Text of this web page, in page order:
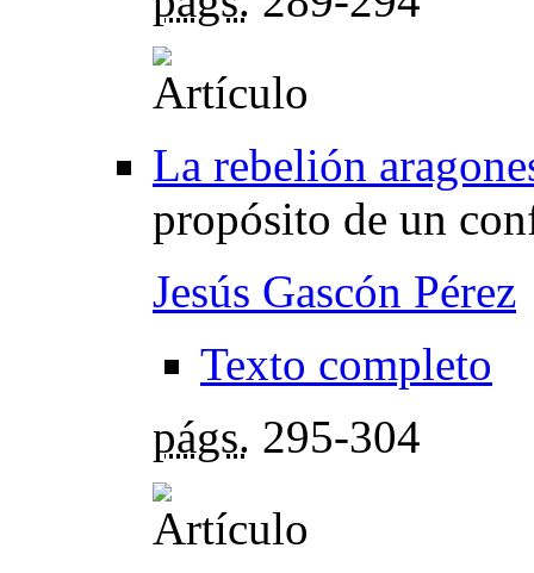
La rebelión
propósito de un
Jesús Gascón Pérez
Texto completo
págs. 295-304